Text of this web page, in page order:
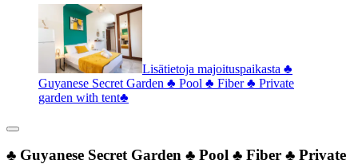
Lisätietoja majoituspaikasta ♣
Guyanese Secret Garden ♣ Pool ♣ Fiber ♣ Private
garden with tent♣
♣ Guyanese Secret Garden ♣ Pool ♣ Fiber ♣ Private